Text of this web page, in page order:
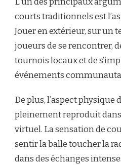
courts traditionnels est
Jouer en extérieur, sur un
joueurs de se rencontrer,
tournois locaux et de
événements
De plus, l’aspect physique
pleinement reproduit
virtuel. La sensation de
sentir la balle toucher la
dans des échanges